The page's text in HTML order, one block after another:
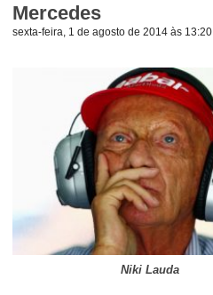
Mercedes
sexta-feira, 1 de agosto de 2014 às 13:20
Niki Lauda